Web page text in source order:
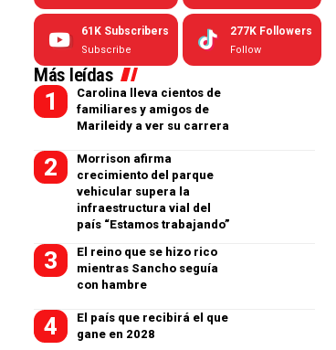
61K Subscribers
Subscribe
277K Followers
Follow
Más leídas
Carolina lleva cientos de
familiares y amigos de
Marileidy a ver su carrera
Morrison afirma
crecimiento del parque
vehicular supera la
infraestructura vial del
país “Estamos trabajando”
El reino que se hizo rico
mientras Sancho seguía
con hambre
El país que recibirá el que
gane en 2028